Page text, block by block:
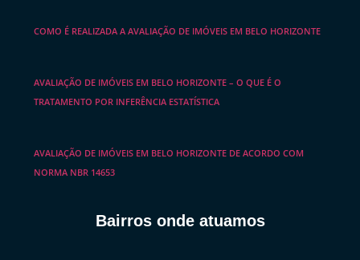
COMO É REALIZADA A AVALIAÇÃO DE IMÓVEIS EM BELO HORIZONTE
AVALIAÇÃO DE IMÓVEIS EM BELO HORIZONTE – O QUE É O
TRATAMENTO POR INFERÊNCIA ESTATÍSTICA
AVALIAÇÃO DE IMÓVEIS EM BELO HORIZONTE DE ACORDO COM
NORMA NBR 14653
Bairros onde atuamos